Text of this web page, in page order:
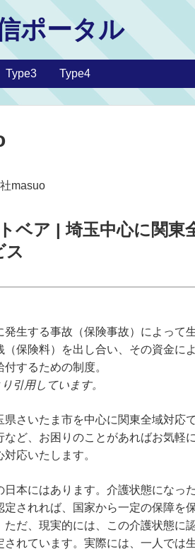
ポータル
Type3 Type4
masuo
ベア | 埼玉中心に関東
ス
生する事故（保険事故）によって
保険料）を出し合い、その資金に
するための制度。
り引用しています。
さいたま市を中心に関東全域対応
ど、お困りのことがあればお気軽
応いたします。
本にはあります。介護状態になっ
定されれば、国家から一定の保障を
ただ、現実的には、この介護状態に
れています。実際には、一人では